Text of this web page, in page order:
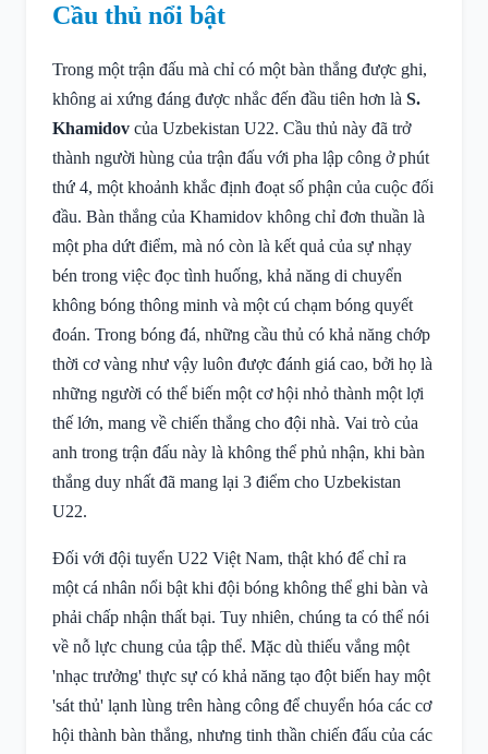
Cầu thủ nổi bật
Trong một trận đấu mà chỉ có một bàn thắng được ghi,
không ai xứng đáng được nhắc đến đầu tiên hơn là S.
Khamidov của Uzbekistan U22. Cầu thủ này đã trở
thành người hùng của trận đấu với pha lập công ở phút
thứ 4, một khoảnh khắc định đoạt số phận của cuộc đối
đầu. Bàn thắng của Khamidov không chỉ đơn thuần là
một pha dứt điểm, mà nó còn là kết quả của sự nhạy
bén trong việc đọc tình huống, khả năng di chuyển
không bóng thông minh và một cú chạm bóng quyết
đoán. Trong bóng đá, những cầu thủ có khả năng chớp
thời cơ vàng như vậy luôn được đánh giá cao, bởi họ là
những người có thể biến một cơ hội nhỏ thành một lợi
thế lớn, mang về chiến thắng cho đội nhà. Vai trò của
anh trong trận đấu này là không thể phủ nhận, khi bàn
thắng duy nhất đã mang lại 3 điểm cho Uzbekistan
U22.
Đối với đội tuyển U22 Việt Nam, thật khó để chỉ ra
một cá nhân nổi bật khi đội bóng không thể ghi bàn và
phải chấp nhận thất bại. Tuy nhiên, chúng ta có thể nói
về nỗ lực chung của tập thể. Mặc dù thiếu vắng một
'nhạc trưởng' thực sự có khả năng tạo đột biến hay một
'sát thủ' lạnh lùng trên hàng công để chuyển hóa các cơ
hội thành bàn thắng, nhưng tinh thần chiến đấu của các